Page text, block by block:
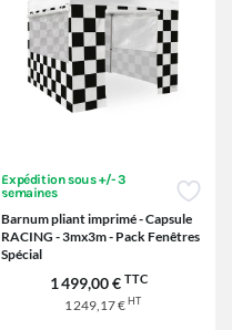
Expédition sous +/- 3
semaines
Barnum pliant imprimé - Capsule
RACING - 3mx3m - Pack Fenêtres
Spécial
1 499,00 € TTC
1 249,17 €HT